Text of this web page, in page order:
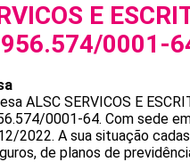
E
0001-
ALSC SERVICOS E
0001-64. Com sede
2022. A sua situação
de planos de